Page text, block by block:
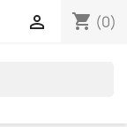
shopping_cart (0)
